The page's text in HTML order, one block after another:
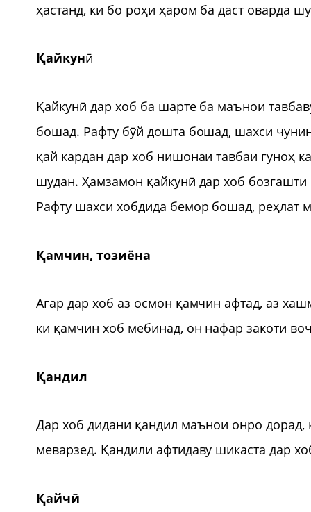
ҳастанд, ки бо роҳи ҳаром ба даст оварда
Қайкунӣ
Қайкунӣ дар хоб ба шарте ба маънои
бошад. Рафту бӯй дошта бошад, шахси
қай кардан дар хоб нишонаи тавбаи гуноҳ
шудан. Ҳамзамон қайкунӣ дар хоб
Рафту шахси хобдида бемор бошад, реҳлат
Қамчин, тозиёна
Агар дар хоб аз осмон қамчин афтад, аз
ки қамчин хоб мебинад, он нафар закоти
Қандил
Дар хоб дидани қандил маънои онро дорад,
меварзед. Қандили афтидаву шикаста дар
Қайчӣ